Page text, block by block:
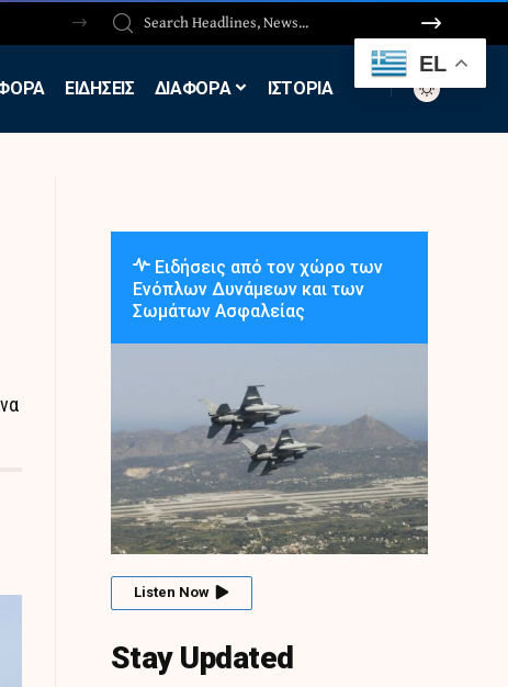
ΕΙΔΗΣΕΙΣ ΔΙΑΦΟΡΑ ΙΣΤΟΡΙΑ
Ειδήσεις από τον χώρο των
Ενόπλων Δυνάμεων και των
Σωμάτων Ασφαλείας
Listen Now
Stay Updated
EL